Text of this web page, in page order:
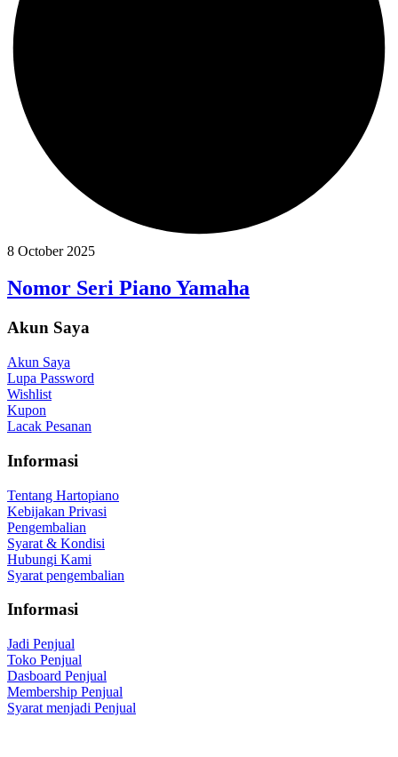
8 October 2025
Nomor Seri Piano Yamaha
Akun Saya
Akun Saya
Lupa Password
Wishlist
Kupon
Lacak Pesanan
Informasi
Tentang Hartopiano
Kebijakan Privasi
Pengembalian
Syarat & Kondisi
Hubungi Kami
Syarat pengembalian
Informasi
Jadi Penjual
Toko Penjual
Dasboard Penjual
Membership Penjual
Syarat menjadi Penjual